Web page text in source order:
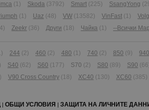
(1) Skoda (3792) Smart (225) SsangYong
(1) Uaz (48) VW (13582) VinFast (1)
Zeekr (36) Други (18) Чайка (1) --Всички
244 (2) 460 (2) 480 (1) 740 (2) 850 (9) 940
S40 (62) S60 (177) S70 (2) S80 (89) S90
V90 Cross Country (18) XC40 (130) XC60 (385)
ОБЩИ УСЛОВИЯ ЗАЩИТА НА ЛИЧНИТЕ